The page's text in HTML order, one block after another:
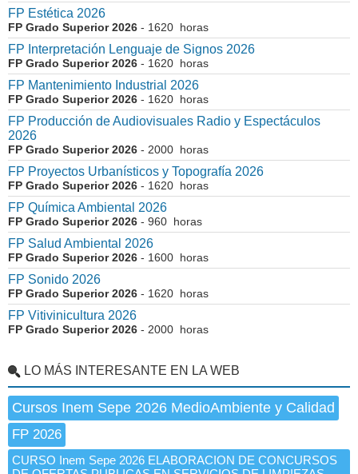
FP Estética 2026
FP Grado Superior 2026 - 1620 horas
FP Interpretación Lenguaje de Signos 2026
FP Grado Superior 2026 - 1620 horas
FP Mantenimiento Industrial 2026
FP Grado Superior 2026 - 1620 horas
FP Producción de Audiovisuales Radio y Espectáculos
2026
FP Grado Superior 2026 - 2000 horas
FP Proyectos Urbanísticos y Topografía 2026
FP Grado Superior 2026 - 1620 horas
FP Química Ambiental 2026
FP Grado Superior 2026 - 960 horas
FP Salud Ambiental 2026
FP Grado Superior 2026 - 1600 horas
FP Sonido 2026
FP Grado Superior 2026 - 1620 horas
FP Vitivinicultura 2026
FP Grado Superior 2026 - 2000 horas
LO MÁS INTERESANTE EN LA WEB
Cursos Inem Sepe 2026 MedioAmbiente y Calidad
FP 2026
CURSO Inem Sepe 2026 ELABORACION DE CONCURSOS